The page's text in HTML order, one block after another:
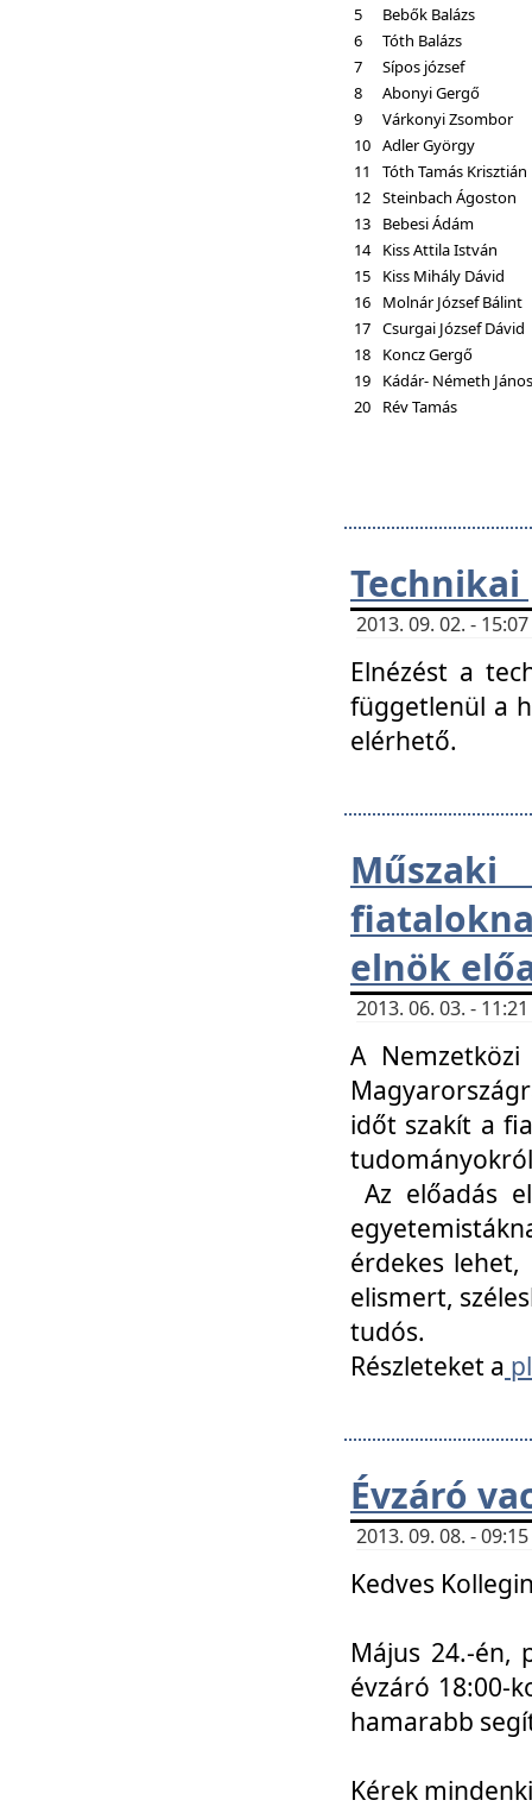
5
Bebők Balázs
6
Tóth Balázs
7
Sípos józsef
8
Abonyi Gergő
9
Várkonyi Zsombor
10 Adler György
11
Tóth Tamás Krisztián
12 Steinbach Ágoston
13
Bebesi Ádám
14 Kiss Attila István
15
Kiss Mihály Dávid
16
Molnár József Bálint
17 Csurgai József Dávid
18
Koncz Gergő
19
Kádár- Németh János
20
Rév Tamás
2013. 09. 02. -
Elnézést a
függetlenül a
elérhető.
elnök
2013. 06. 03. -
A
időt szakít a
Az előadás
érdekes lehet,
elismert,
tudós.
Részleteket a
Évzáró
2013. 09. 08. -
Kedves
Május 24.-én,
évzáró 18:00-
hamarabb
Kérek